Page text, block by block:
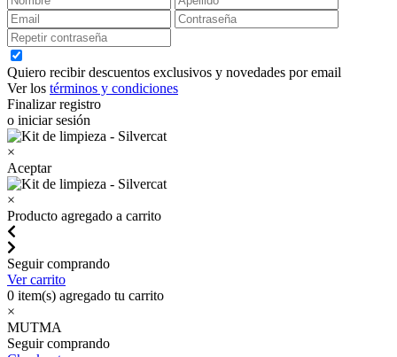
Quiero recibir descuentos exclusivos y novedades por email
Ver los términos y condiciones
Finalizar registro
o iniciar sesión
×
Aceptar
×
Producto agregado a carrito
Seguir comprando
Ver carrito
0 item(s) agregado tu carrito
×
MUTMA
Seguir comprando